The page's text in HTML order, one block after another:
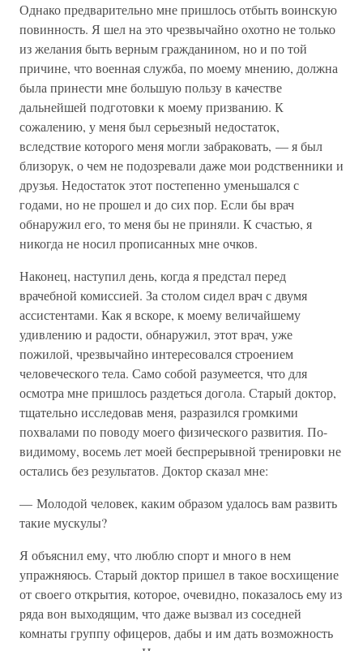
Однако предварительно мне пришлось отбыть воинскую
повинность. Я шел на это чрезвычайно охотно не только
из желания быть верным гражданином, но и по той
причине, что военная служба, по моему мнению, должна
была принести мне большую пользу в качестве
дальнейшей подготовки к моему призванию. К
сожалению, у меня был серьезный недостаток,
вследствие которого меня могли забраковать, — я был
близорук, о чем не подозревали даже мои родственники и
друзья. Недостаток этот постепенно уменьшался с
годами, но не прошел и до сих пор. Если бы врач
обнаружил его, то меня бы не приняли. К счастью, я
никогда не носил прописанных мне очков.
Наконец, наступил день, когда я предстал перед
врачебной комиссией. За столом сидел врач с двумя
ассистентами. Как я вскоре, к моему величайшему
удивлению и радости, обнаружил, этот врач, уже
пожилой, чрезвычайно интересовался строением
человеческого тела. Само собой разумеется, что для
осмотра мне пришлось раздеться догола. Старый доктор,
тщательно исследовав меня, разразился громкими
похвалами по поводу моего физического развития. По-
видимому, восемь лет моей беспрерывной тренировки не
остались без результатов. Доктор сказал мне:
— Молодой человек, каким образом удалось вам развить
такие мускулы?
Я объяснил ему, что люблю спорт и много в нем
упражняюсь. Старый доктор пришел в такое восхищение
от своего открытия, которое, очевидно, показалось ему из
ряда вон выходящим, что даже вызвал из соседней
комнаты группу офицеров, дабы и им дать возможность